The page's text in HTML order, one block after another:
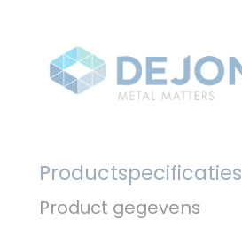
Productspecificaties
Product gegevens